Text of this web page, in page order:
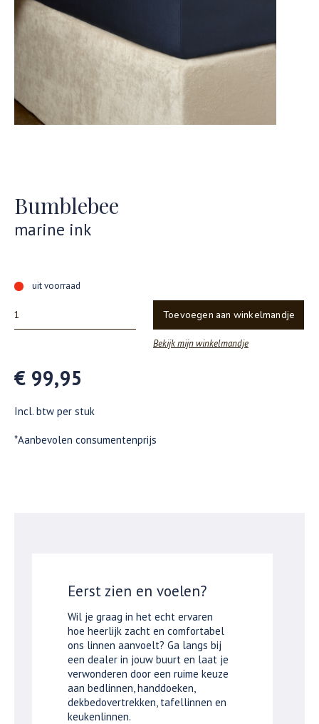
Bumblebee
marine ink
uit voorraad
Toevoegen aan winkelmandje
Bekijk mijn winkelmandje
€ 99,95
Incl. btw per stuk
*Aanbevolen consumentenprijs
Eerst zien en voelen?
Wil je graag in het echt ervaren
hoe heerlijk zacht en comfortabel
ons linnen aanvoelt? Ga langs bij
een dealer in jouw buurt en laat je
verwonderen door een ruime keuze
aan bedlinnen, handdoeken,
dekbedovertrekken, tafellinnen en
keukenlinnen.